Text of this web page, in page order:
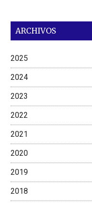
ARCHIVOS
2025
2024
2023
2022
2021
2020
2019
2018